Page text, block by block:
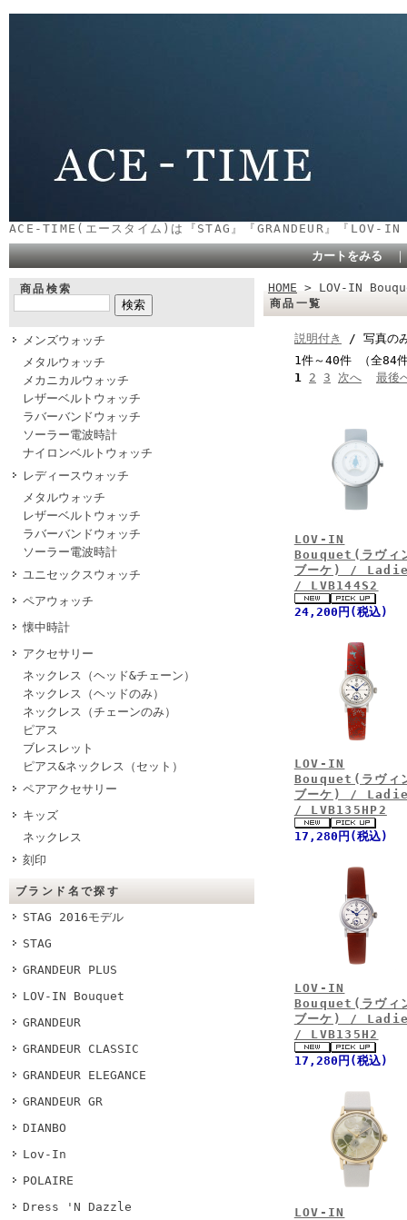
ACE-TIME(エースタイム)は『STAG』『GRANDEUR』『
カートをみる
商品検索
メンズウォッチ
メタルウォッチ
メカニカルウォッチ
レザーベルトウォッチ
ラバーバンドウォッチ
ソーラー電波時計
ナイロンベルトウォッチ
レディースウォッチ
メタルウォッチ
レザーベルトウォッチ
ラバーバンドウォッチ
ソーラー電波時計
ユニセックスウォッチ
ペアウォッチ
懐中時計
アクセサリー
ネックレス（ヘッド&チェーン）
ネックレス（ヘッドのみ）
ネックレス（チェーンのみ）
ピアス
ブレスレット
ピアス&ネックレス（セット）
ペアアクセサリー
キッズ
ネックレス
刻印
ブランド名で探す
STAG 2016モデル
STAG
GRANDEUR PLUS
LOV-IN Bouquet
GRANDEUR
GRANDEUR CLASSIC
GRANDEUR ELEGANCE
GRANDEUR GR
DIANBO
Lov-In
POLAIRE
Dress 'N Dazzle
HOME > LOV-IN
商品一覧
説明付き
/ 写真の
1件～40件 （全
1 2 3 次へ 最後
LOV-IN
Bouquet(ラヴィ
ブーケ) /
/ LVB144S2
24,200円(税込)
LOV-IN
Bouquet(ラヴィ
ブーケ) /
/ LVB135HP2
17,280円(税込)
LOV-IN
Bouquet(ラヴィ
ブーケ) /
/ LVB135H2
17,280円(税込)
LOV-IN